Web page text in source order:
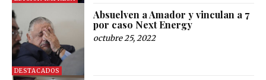
DESTACADOS
Absuelven a Amador y vinculan a 7
por caso Next Energy
octubre 25, 2022